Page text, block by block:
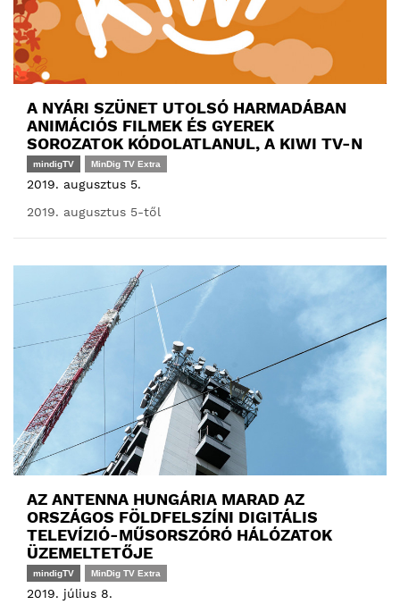
A NYÁRI SZÜNET UTOLSÓ HARMADÁBAN
ANIMÁCIÓS FILMEK ÉS GYEREK
SOROZATOK KÓDOLATLANUL, A KIWI TV-N
mindigTV MinDig TV Extra
2019. augusztus 5.
2019. augusztus 5-től
AZ ANTENNA HUNGÁRIA MARAD AZ
ORSZÁGOS FÖLDFELSZÍNI DIGITÁLIS
TELEVÍZIÓ-MŰSORSZÓRÓ HÁLÓZATOK
ÜZEMELTETŐJE
mindigTV MinDig TV Extra
2019. július 8.